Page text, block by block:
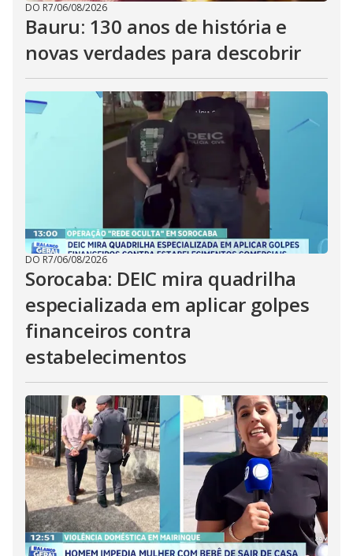
DO R7/06/08/2026
Bauru: 130 anos de história e
novas verdades para descobrir
DO R7/06/08/2026
Sorocaba: DEIC mira quadrilha
especializada em aplicar golpes
financeiros contra
estabelecimentos